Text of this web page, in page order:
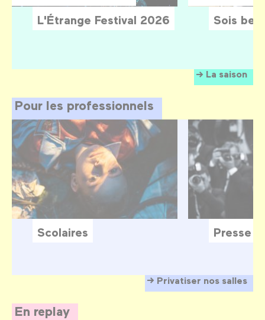
La saison
L'Étrange Festival 2026 Sois
Pour les professionnels
Privatiser nos salles
Scolaires Presse
En replay